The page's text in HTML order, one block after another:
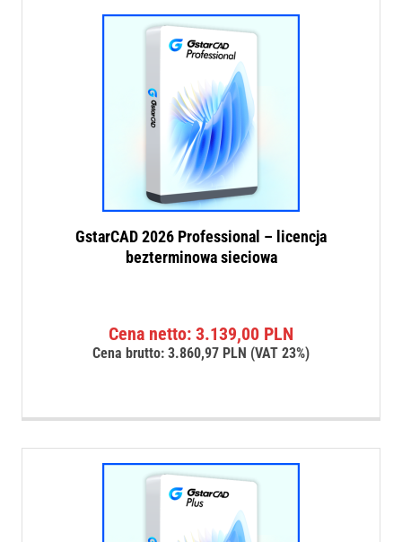
GstarCAD 2026 Professional – licencja
bezterminowa sieciowa
Cena netto:3.139,00 PLN
Cena brutto:3.860,97 PLN (VAT 23%)